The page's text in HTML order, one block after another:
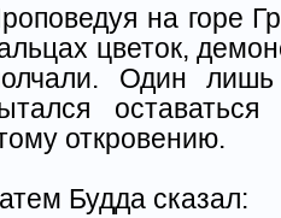
на горе
цветок,
Один лишь
от­кровению.
Будда сказал: